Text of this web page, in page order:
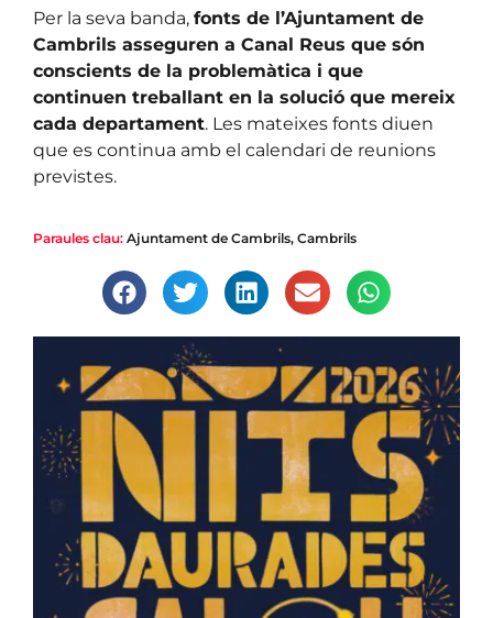
Per la seva banda, fonts de l’Ajuntament de
Cambrils asseguren a Canal Reus que són
conscients de la problemàtica i que
continuen treballant en la solució que mereix
cada departament. Les mateixes fonts diuen
que es continua amb el calendari de reunions
previstes.
Paraules clau: Ajuntament de Cambrils, Cambrils